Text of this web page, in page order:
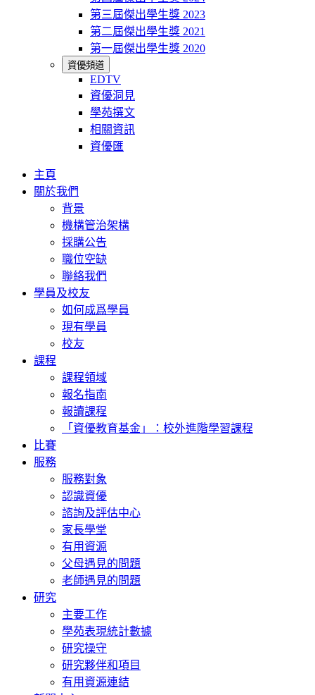
第三屆傑出學生獎 2023
第二屆傑出學生獎 2021
第一屆傑出學生獎 2020
資優頻道
EDTV
資優洞見
學苑撰文
相關資訊
資優匯
主頁
關於我們
背景
機構管治架構
採購公告
職位空缺
聯絡我們
學員及校友
如何成爲學員
現有學員
校友
課程
課程領域
報名指南
報讀課程
「資優教育基金」：校外進階學習課程
比賽
服務
服務對象
認識資優
諮詢及評估中心
家長學堂
有用資源
父母遇見的問題
老師遇見的問題
研究
主要工作
學苑表現統計數據
研究操守
研究夥伴和項目
有用資源連結